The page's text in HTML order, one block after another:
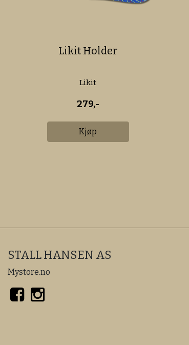
Likit Holder
Likit
279,-
Kjøp
STALL HANSEN AS
Mystore.no